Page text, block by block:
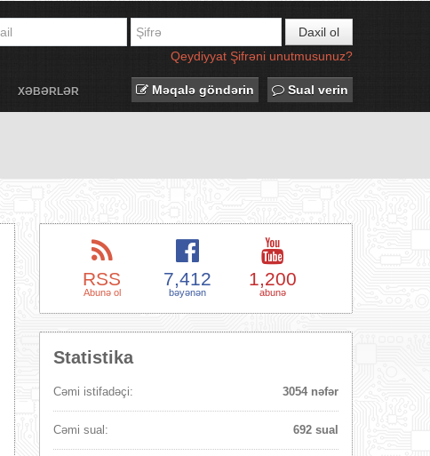
Daxil ol
Qeydiyyat Şifrəni unutmusunuz?
XƏBƏRLƏR Məqalə göndərin Sual verin
RSS
Abunə ol
7,412
bəyənən
1,200
abunə
Statistika
Cəmi istifadəçi: 3054 nəfər
Cəmi sual: 692 sual